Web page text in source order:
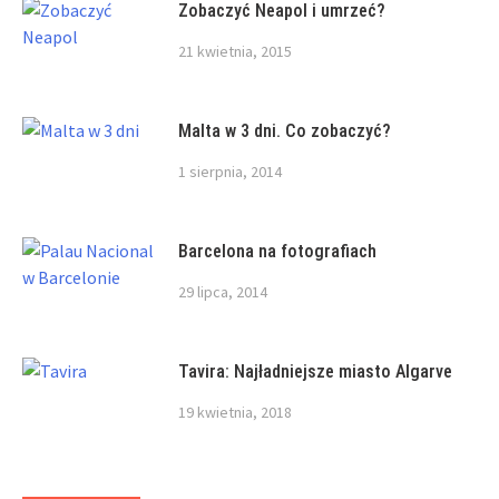
Zobaczyć Neapol i umrzeć?
21 kwietnia, 2015
Malta w 3 dni. Co zobaczyć?
1 sierpnia, 2014
Barcelona na fotografiach
29 lipca, 2014
Tavira: Najładniejsze miasto Algarve
19 kwietnia, 2018